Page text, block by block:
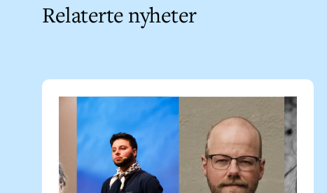
Relaterte nyheter